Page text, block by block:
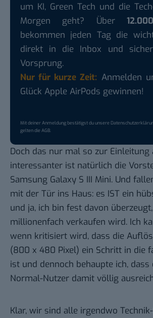
um KI, Green Tech und die
Morgen geht? Über
bekommen jeden Tag die
direkt in die Inbox und
Vorsprung.
Nur für kurze Zeit: Anmelden
Glück Apple AirPods gewinnen!
Mit deiner Anmeldung bestätigst du unsere
gelten dieAGB.
Doch das nur mal so zur Einleitung
interessanter ist natürlich die
Samsung Galaxy S III Mini. Und
mit der Tür ins Haus: es IST ein
und ja, ich bin fest davon
millionenfach verkaufen wird. Ich
wenn kritisiert wird, dass die
(800 x 480 Pixel) ein Schritt in die
ist und dennoch behaupte ich,
Normal-Nutzer damit völlig
Klar, wir sind alle irgendwo